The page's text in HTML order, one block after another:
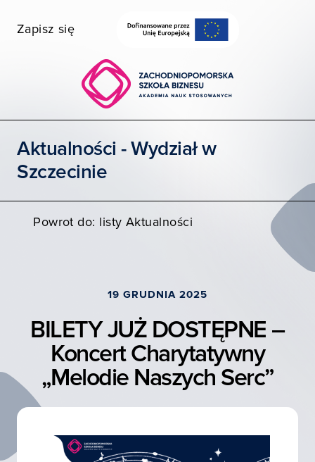
Zapisz się
Wybierz wydział
Uczelnia dostępna
STUDIA I SZKOLENIA
WSPÓŁPRACA
Aktualności - Wydział w
Szczecinie
Powrot do: listy Aktualności
19 GRUDNIA 2025
BILETY JUŻ DOSTĘPNE –
Koncert Charytatywny
„Melodie Naszych Serc”